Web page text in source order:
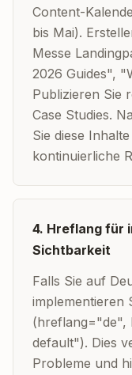
Content-
bis Mai).
Messe
2026 Guides",
Publizieren Sie
Case Studies.
Sie diese
kontinuierliche
4. Hreflang für
Sichtbarkeit
Falls Sie auf
implementieren
default"). Dies
Probleme und